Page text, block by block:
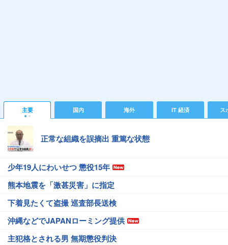
主要 国内 海外 IT 経済 ス
正常な組織を誤摘出 重篤な状態
少年19人にわいせつ 懲役15年
熊本地震を「激甚災害」に指定
下着見たくて盗撮 巡査部長送検
沖縄などでJAPANローミング提供
主犯格とされる男 無期懲役判決